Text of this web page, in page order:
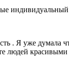
. Я уже
людей